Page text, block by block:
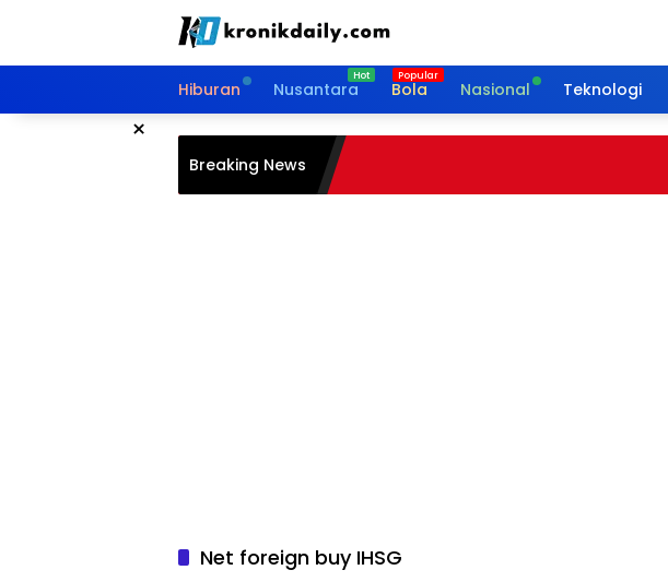
Hiburan Nusantara Bola Nasional Teknologi
×
Breaking News
Net foreign buy IHSG